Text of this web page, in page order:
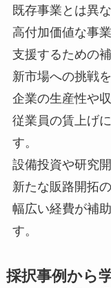
既存事業とは異
高付加価値な事
支援するための補
新市場への挑戦
企業の生産性や
従業員の賃上げ
す。
設備投資や研究開
新たな販路開拓
幅広い経費が補
す。
採択事例から